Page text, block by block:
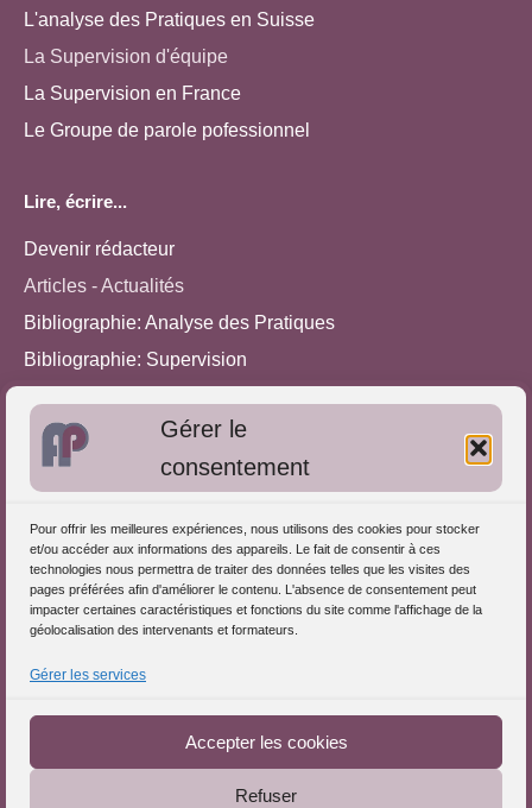
Gérer le
consentement
Pour offrir les meilleures expériences, nous utilisons des cookies pour stocker
et/ou accéder aux informations des appareils. Le fait de consentir à ces
technologies nous permettra de traiter des données telles que les visites des
pages préférées afin d'améliorer le contenu. L'absence de consentement peut
impacter certaines caractéristiques et fonctions du site comme l'affichage de la
géolocalisation des intervenants et formateurs.
Gérer les services
Accepter les cookies
Refuser
L'analyse des Pratiques en Suisse
La Supervision d'équipe
La Supervision en France
Le Groupe de parole pofessionnel
Lire, écrire...
Devenir rédacteur
Articles - Actualités
Bibliographie: Analyse des Pratiques
Bibliographie: Supervision
Approches de l'Analyse des pratiques
S'inscrire dans l'Annuaire
Publiez vos formations
Charte déontologique
Téléchargez le Guide